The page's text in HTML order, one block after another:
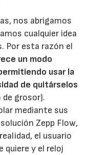
nos abrigamos
cualquier idea
Por esta razón el
un modo
usar la
de quitárselos
grosor).
mediante sus
Zepp Flow,
el usuario
quiere y el reloj